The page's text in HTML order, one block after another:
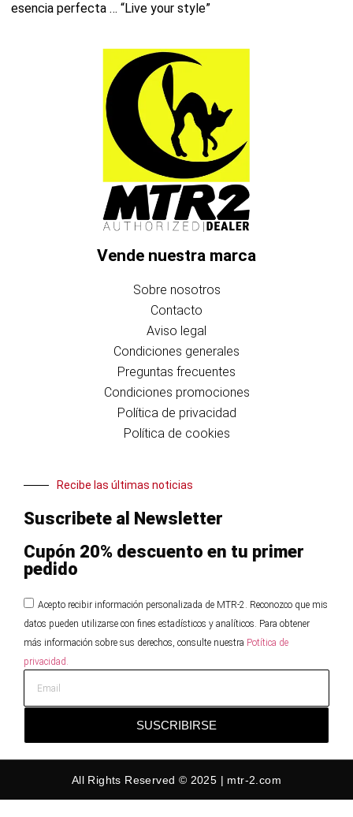
esencia perfecta … “Live your style”
Vende nuestra marca
Sobre nosotros
Contacto
Aviso legal
Condiciones generales
Preguntas frecuentes
Condiciones promociones
Política de privacidad
Política de cookies
Recibe las últimas noticias
Suscribete al Newsletter
Cupón 20% descuento en tu primer
pedido
Acepto recibir información personalizada de MTR-2. Reconozco que mis
datos pueden utilizarse con fines estadísticos y analíticos. Para obtener
más información sobre sus derechos, consulte nuestra Potítica de
privacidad.
SUSCRIBIRSE
All Rights Reserved © 2025 | mtr-2.com